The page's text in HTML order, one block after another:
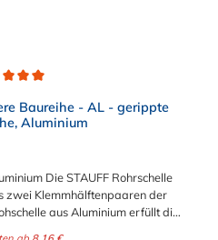
Baureihe - AL - gerippte
Aluminium
Die STAUFF Rohrschelle
zwei Klemmhälftenpaaren der
aus Aluminium erfüllt die